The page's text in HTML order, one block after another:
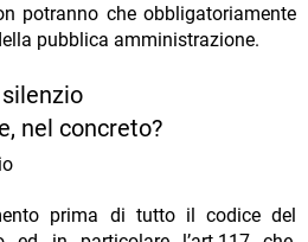
potranno che obbligatoriamente
pubblica amministrazione.
nel concreto?
prima di tutto il codice del